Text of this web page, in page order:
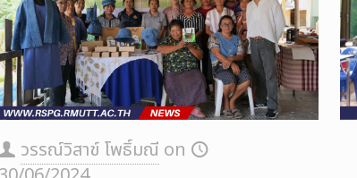
วรรณ์วิสาข์ โพธิ์มณี on